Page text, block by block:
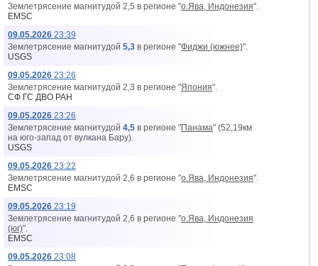
Землетрясение магнитудой 2,5 в регионе "о.Ява, Индонезия".
EMSC
09.05.2026 23:39
Землетрясение магнитудой 5,3 в регионе "Фиджи (южнее)".
USGS
09.05.2026 23:26
Землетрясение магнитудой 2,3 в регионе "Япония".
СФ ГС ДВО РАН
09.05.2026 23:26
Землетрясение магнитудой 4,5 в регионе "Панама" (52,19км
на юго-запад от вyлкана Бару).
USGS
09.05.2026 23:22
Землетрясение магнитудой 2,6 в регионе "о.Ява, Индонезия".
EMSC
09.05.2026 23:19
Землетрясение магнитудой 2,6 в регионе "о.Ява, Индонезия
(юг)".
EMSC
09.05.2026 23:08